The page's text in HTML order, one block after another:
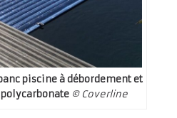
piscine à débordement et
© Coverline